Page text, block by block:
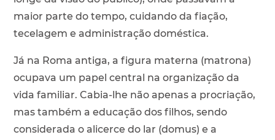
maior parte do tempo, cuidando da fiação,
tecelagem e administração doméstica.
Já na Roma antiga, a figura materna (matrona)
ocupava um papel central na organização da
vida familiar. Cabia-lhe não apenas a procriação,
mas também a educação dos filhos, sendo
considerada o alicerce do lar (domus) e a